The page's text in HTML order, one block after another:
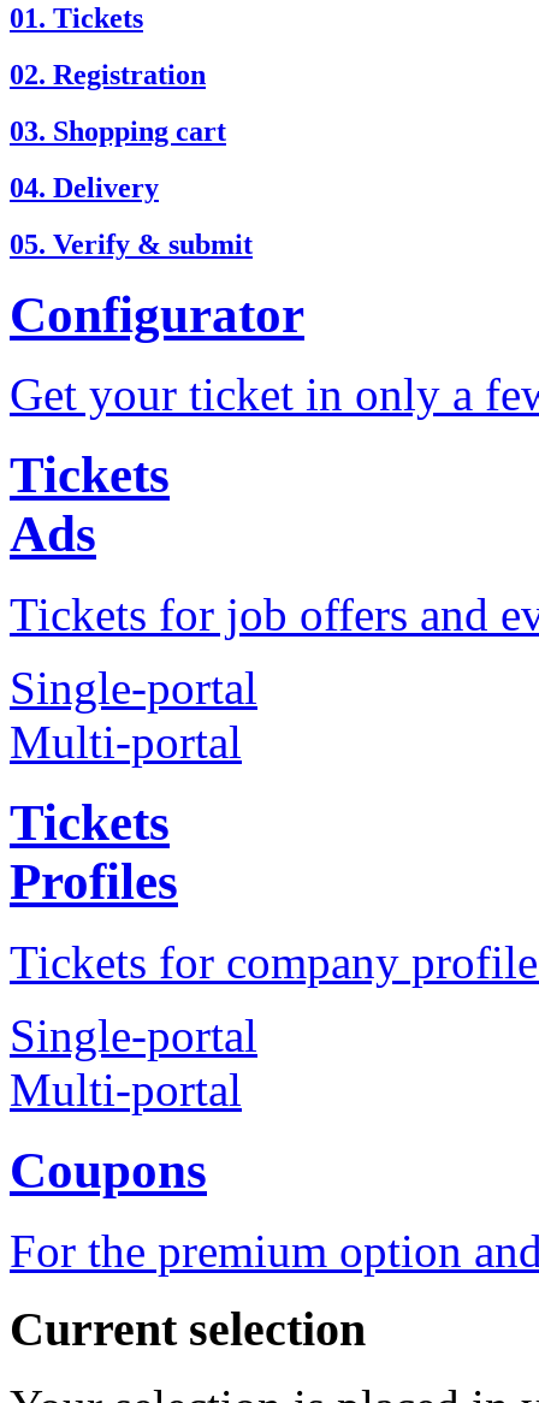
01. Tickets
02. Registration
03. Shopping cart
04. Delivery
05. Verify & submit
Configurator
Get your ticket in only a
Tickets
Ads
Tickets for job offers and
Single-portal
Multi-portal
Tickets
Profiles
Tickets for company
Single-portal
Multi-portal
Coupons
For the premium option
Current selection